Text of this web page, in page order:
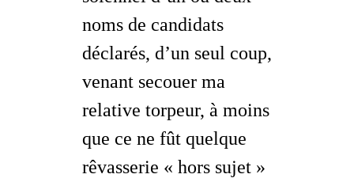
noms de candidats
déclarés, d’un seul coup,
venant secouer ma
relative torpeur, à moins
que ce ne fût quelque
rêvasserie « hors sujet »